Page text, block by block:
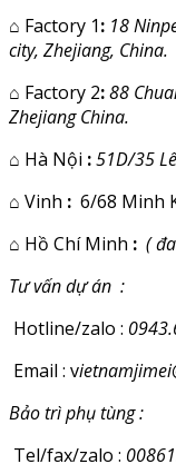
⌂ Factory 1: 18
city, Zhejiang, China.
⌂ Factory 2:88
Zhejiang China.
⌂ Hà Nội :51D/35
⌂ Vinh : 6/68 Minh
⌂ Hồ Chí Minh : (
Tư vấn dự án :
Hotline/zalo :
Email : v
Bảo trì phụ tùng :
Tel/fax/zalo :